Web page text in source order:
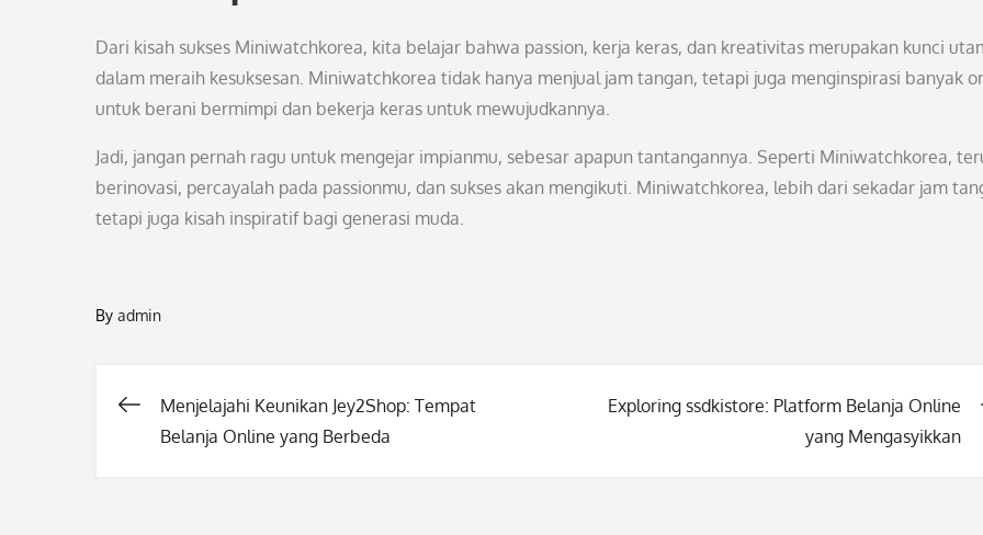
Dari kisah sukses Miniwatchkorea, kita belajar bahwa passion, kerja keras, dan kreativitas merupakan kunci
dalam meraih kesuksesan. Miniwatchkorea tidak hanya menjual jam tangan, tetapi juga menginspirasi banyak
untuk berani bermimpi dan bekerja keras untuk mewujudkannya.
Jadi, jangan pernah ragu untuk mengejar impianmu, sebesar apapun tantangannya. Seperti Miniwatchkorea,
berinovasi, percayalah pada passionmu, dan sukses akan mengikuti. Miniwatchkorea, lebih dari sekadar jam
tetapi juga kisah inspiratif bagi generasi muda.
By admin
Post
Menjelajahi Keunikan Jey2Shop: Tempat
Belanja Online yang Berbeda
Exploring ssdkistore: Platform Belanja Online
yang Mengasyikkan